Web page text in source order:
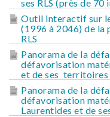
ses RLS (près de 70
Outil interactif sur
(1996 à 2046) de la
RLS
Panorama de la
défavorisation
et de ses territoires
Panorama de la
défavorisation
Laurentides et de